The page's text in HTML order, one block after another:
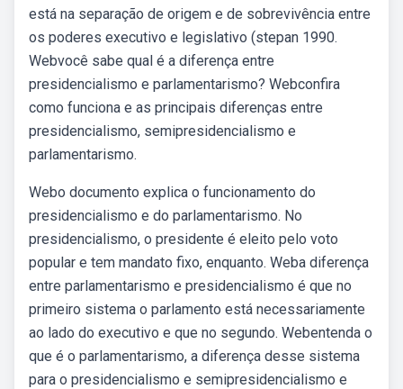
está na separação de origem e de sobrevivência entre
os poderes executivo e legislativo (stepan 1990.
Webvocê sabe qual é a diferença entre
presidencialismo e parlamentarismo? Webconfira
como funciona e as principais diferenças entre
presidencialismo, semipresidencialismo e
parlamentarismo.
Webo documento explica o funcionamento do
presidencialismo e do parlamentarismo. No
presidencialismo, o presidente é eleito pelo voto
popular e tem mandato fixo, enquanto. Weba diferença
entre parlamentarismo e presidencialismo é que no
primeiro sistema o parlamento está necessariamente
ao lado do executivo e que no segundo. Webentenda o
que é o parlamentarismo, a diferença desse sistema
para o presidencialismo e semipresidencialismo e